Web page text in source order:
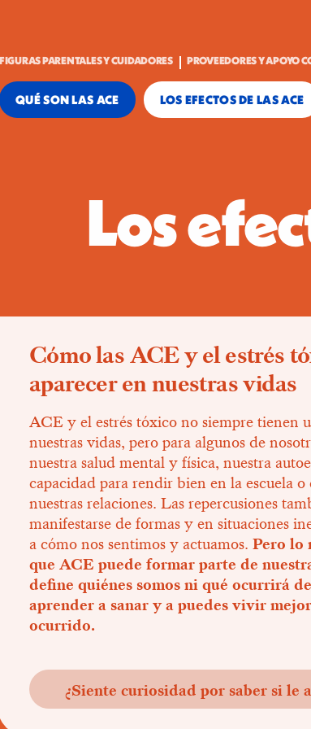
FIGURAS PARENTALES Y CUIDADORES PROVEEDORES Y APOYO
QUÉ SON LAS ACE LOS EFECTOS DE LAS ACE
Los
Cómo las ACE y el estrés
aparecer en nuestras vidas
ACE y el estrés tóxico no siempre tienen
nuestras vidas, pero para algunos de
nuestra salud mental y física, nuestra
capacidad para rendir bien en la escuela
nuestras relaciones. Las repercusiones
manifestarse de formas y en situaciones
a cómo nos sentimos y actuamos. Pero lo
que ACE puede formar parte de
define quiénes somos ni qué ocurrirá
aprender a sanar y a puedes vivir
ocurrido.
¿Siente curiosidad por saber si le